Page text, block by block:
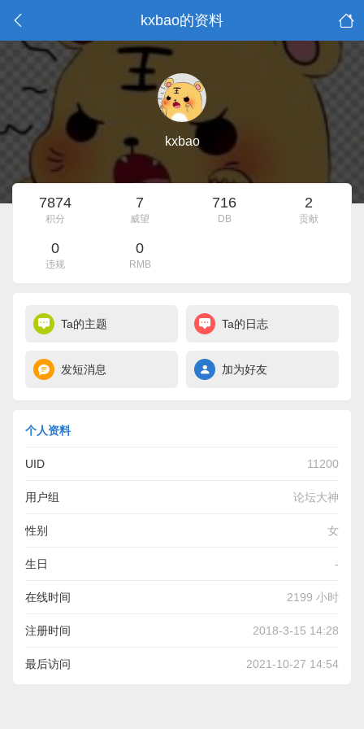
kxbao的资料
kxbao
7874
积分
7
威望
716
DB
2
贡献
0
违规
0
RMB
Ta的主题 Ta的日志
发短消息 加为好友
个人资料
UID 11200
用户组 论坛大神
性别 女
生日 -
在线时间 2199 小时
注册时间 2018-3-15 14:28
最后访问 2021-10-27 14:54